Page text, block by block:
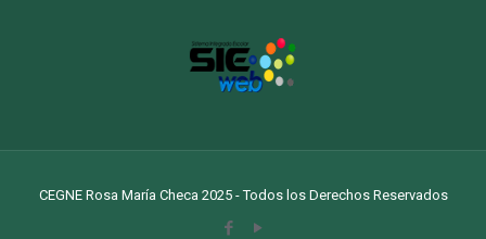
CEGNE Rosa María Checa 2025 - Todos los Derechos Reservados